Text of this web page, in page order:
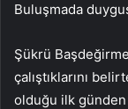
Buluşmada
Şükrü
çalıştıklarını
olduğu ilk